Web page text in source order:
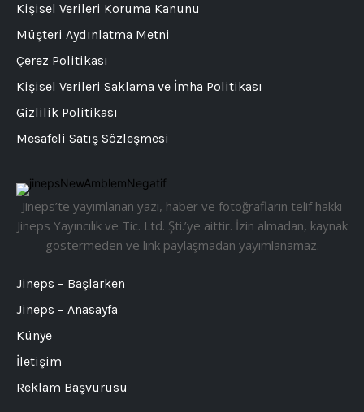
Jineps’te yayımlanan yazı, haber ve fotoğrafların telif hakkı
Jineps Yayıncılık ve Tic. Ltd. Şti.’ye aittir. İzin almadan, kaynak
göstermeden ve link paylaşmadan yayımlanamaz.
Jineps – Başlarken
Jineps – Anasayfa
Künye
İletişim
Reklam Başvurusu
Kişisel Verileri Koruma Kanunu
Müşteri Aydınlatma Metni
Çerez Politikası
Kişisel Verileri Saklama ve İmha Politikası
Gizlilik Politikası
Mesafeli Satış Sözleşmesi